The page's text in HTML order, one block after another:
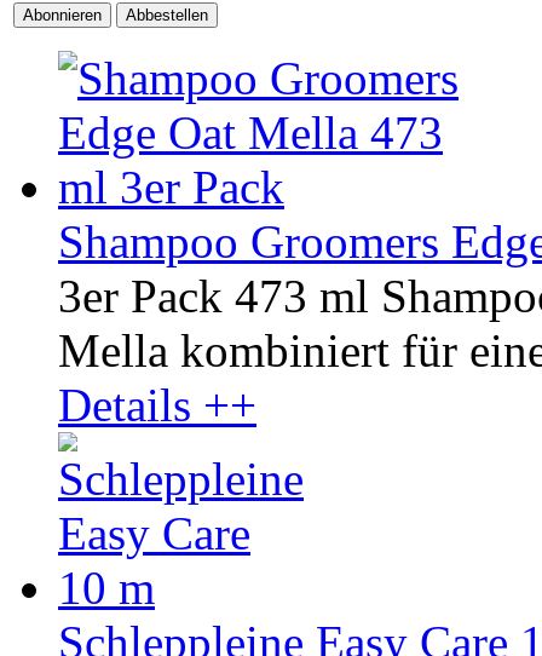
Shampoo Groomers
3er Pack 473 ml
Mella kombiniert für
Details ++
Schleppleine Easy Care